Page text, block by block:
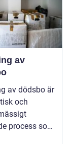
av
av dödsbo är
och
process som